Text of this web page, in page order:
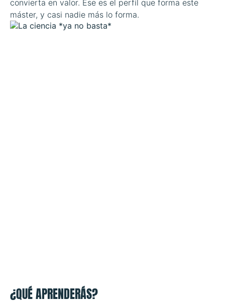
convierta en valor. Ese es el perfil que forma este
máster, y casi nadie más lo forma.
¿QUÉ APRENDERÁS?